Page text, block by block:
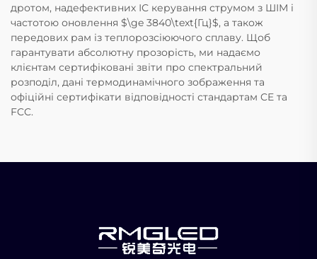
дротом, надефективних ІС керування струмом з ШІМ і
частотою оновлення $\ge 3840\text{Гц}$, а також
передових рам із теплорозсіюючого сплаву. Щоб
гарантувати абсолютну прозорість, ми надаємо
клієнтам сертифіковані звіти про спектральний
розподіл, дані термодинамічного зображення та
офіційні сертифікати відповідності стандартам CE та
FCC.